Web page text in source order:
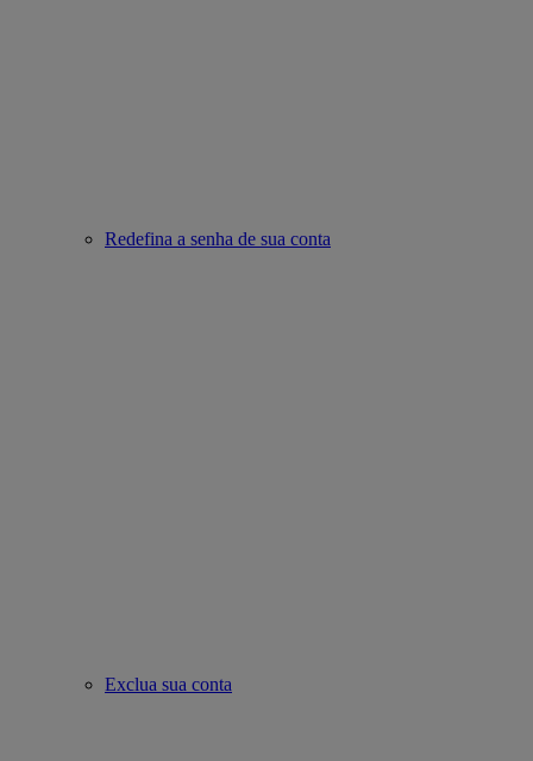
Redefina a senha de sua conta
Exclua sua conta